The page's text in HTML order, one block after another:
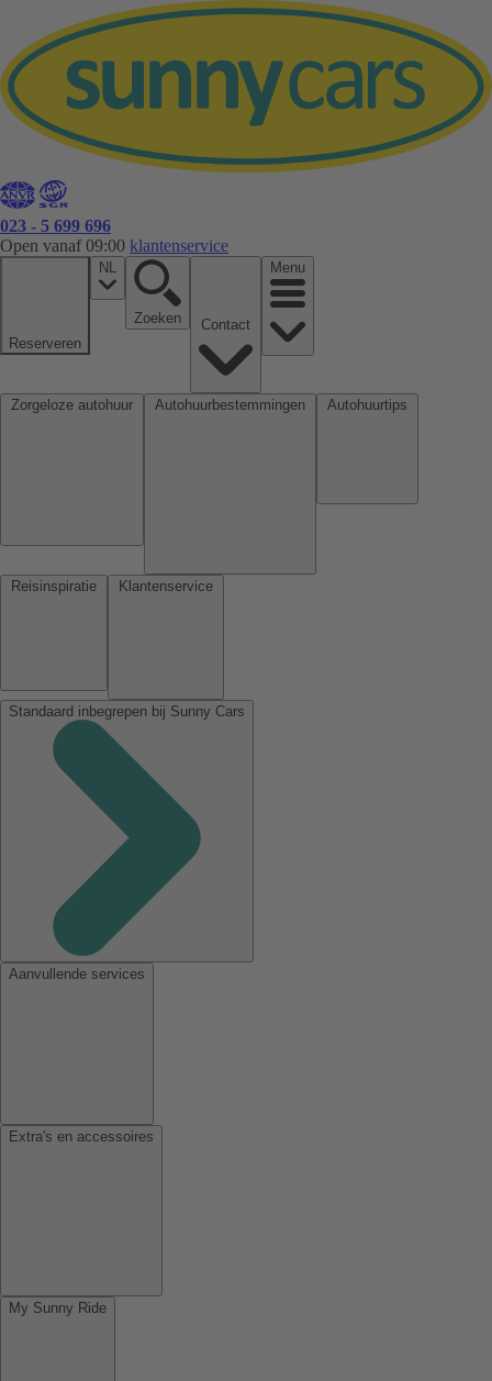
023 - 5 699 696
Open vanaf 09:00 klantenservice
Reserveren
NL
Zoeken
Menu
Standaard inbegrepen bij Sunny Cars
Aanvullende services
Extra's en accessoires
My Sunny Ride